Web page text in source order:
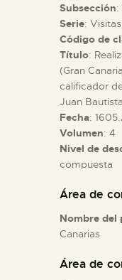
█
EL
Subsección:
Serie:
Código de
Título:
(Gran
calificador
Juan
Fecha:
Volumen: 4
Nivel de
compuesta
Área de
Nombre
Canarias
Área de